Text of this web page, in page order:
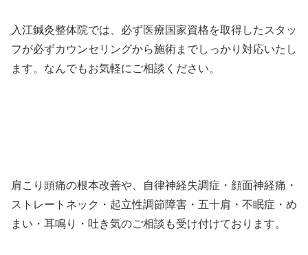
入江鍼灸整体院では、必ず医療国家資格を取得したスタッ
フが必ずカウンセリングから施術までしっかり対応いたし
ます。なんでもお気軽にご相談ください。
肩こり頭痛の根本改善や、自律神経失調症・顔面神経痛・
ストレートネック・起立性調節障害・五十肩・不眠症・め
まい・耳鳴り・吐き気のご相談も受け付けております。